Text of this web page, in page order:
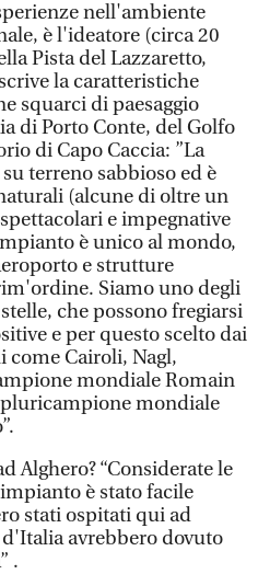
nell'ambiente
è l'ideatore (circa 20
Pista del Lazzaretto,
la caratteristiche
squarci di paesaggio
di Porto Conte, del Golfo
di Capo Caccia: ”La
terreno sabbioso ed è
(alcune di oltre un
e impegnative
è unico al mondo,
e strutture
Siamo uno degli
che possono fregiarsi
e per questo scelto dai
Cairoli, Nagl,
mondiale Romain
pluricampione mondiale
Alghero? “Considerate le
è stato facile
stati ospitati qui ad
avrebbero dovuto
.